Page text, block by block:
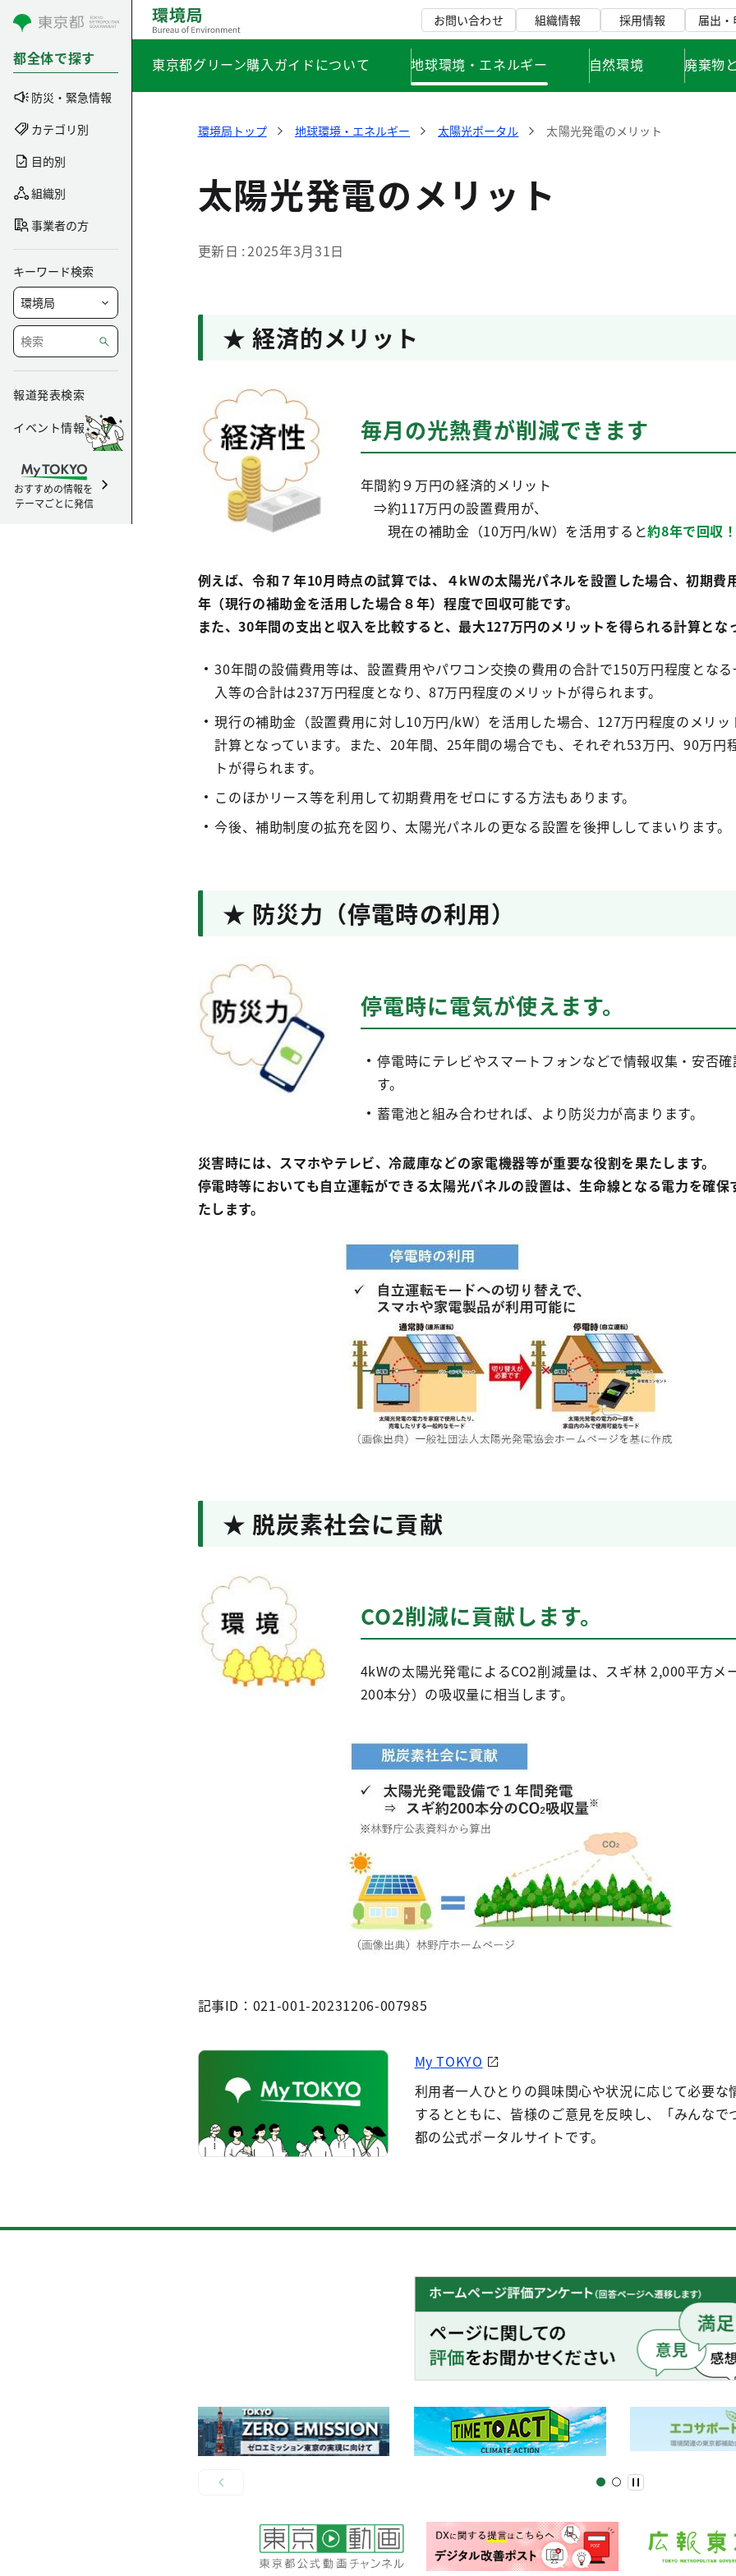
コンテンツにスキップ
都全体で探す
防災・緊急情報
カテゴリ別
目的別
組織別
事業者の方
キーワード検索
報道発表検索
イベント情報
おすすめの情報を
テーマごとに発信
お問い合わせ 組織情報 採用情報 届出
東京都グリーン購入ガイドについて 地球環境・エネルギー 自然環境 廃棄物
環境局トップ 地球環境・エネルギー 太陽光ポータル 太陽光発電のメリット
太陽光発電のメリット
更新日 2025年3月31日
★ 経済的メリット
毎月の光熱費が削減できます
年間約９万円の経済的メリット
⇒約117万円の設置費用が、
現在の補助金（10万円/kW）を活用すると約8年で回収！
例えば、令和７年10月時点の試算では、４kWの太陽光パネルを設置した場合、初期費
年（現行の補助金を活用した場合８年）程度で回収可能です。
また、30年間の支出と収入を比較すると、最大127万円のメリットを得られる計算とな
30年間の設備費用等は、設置費用やパワコン交換の費用の合計で150万円程度とな
入等の合計は237万円程度となり、87万円程度のメリットが得られます。
現行の補助金（設置費用に対し10万円/kW）を活用した場合、127万円程度のメリッ
計算となっています。また、20年間、25年間の場合でも、それぞれ53万円、90万円
トが得られます。
このほかリース等を利用して初期費用をゼロにする方法もあります。
今後、補助制度の拡充を図り、太陽光パネルの更なる設置を後押ししてまいります。
★ 防災力（停電時の利用）
停電時に電気が使えます。
停電時にテレビやスマートフォンなどで情報収集・安否確
す。
蓄電池と組み合わせれば、より防災力が高まります。
災害時には、スマホやテレビ、冷蔵庫などの家電機器等が重要な役割を果たします。
停電時等においても自立運転ができる太陽光パネルの設置は、生命線となる電力を確保
たします。
★ 脱炭素社会に貢献
CO2削減に貢献します。
4kWの太陽光発電によるCO2削減量は、スギ林 2,000平方メ
200本分）の吸収量に相当します。
記事ID：021-001-20231206-007985
My TOKYO
利用者一人ひとりの興味関心や状況に応じて必要な
するとともに、皆様のご意見を反映し、「みんなで
都の公式ポータルサイトです。